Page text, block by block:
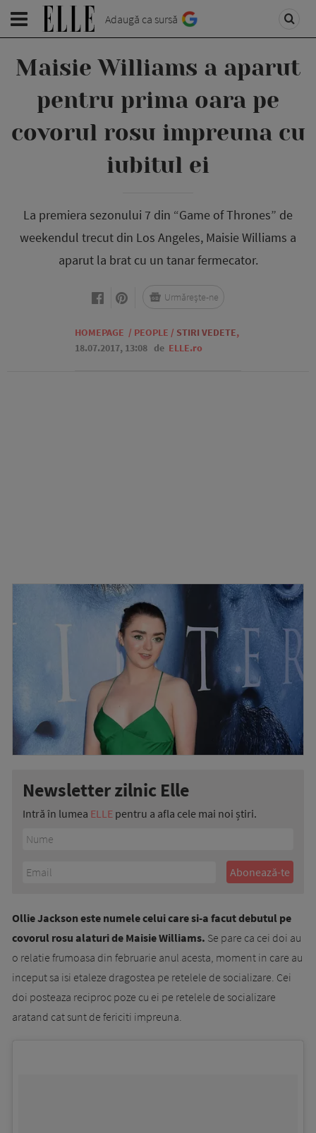
Adaugă ca sursă
Maisie Williams a aparut
pentru prima oara pe
covorul rosu impreuna cu
iubitul ei
La premiera sezonului 7 din “Game of Thrones” de
weekendul trecut din Los Angeles, Maisie Williams a
aparut la brat cu un tanar fermecator.
HOMEPAGE / PEOPLE / STIRI VEDETE,
18.07.2017, 13:08 de ELLE.ro
Urmărește-ne
Newsletter zilnic Elle
Intră în lumea ELLE pentru a afla cele mai noi știri.
Ollie Jackson este numele celui care si-a facut debutul pe
covorul rosu alaturi de Maisie Williams. Se pare ca cei doi au
o relatie frumoasa din februarie anul acesta, moment in care au
inceput sa isi etaleze dragostea pe retelele de socializare. Cei
doi posteaza reciproc poze cu ei pe retelele de socializare
aratand cat sunt de fericiti impreuna.